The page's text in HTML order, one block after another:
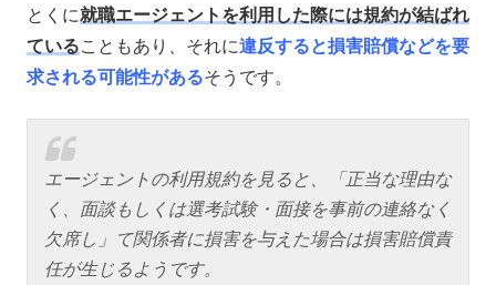
とくに就職エージェントを利用した際には規約が結ばれ
ていることもあり、それに違反すると損害賠償などを要
求される可能性があるそうです。
エージェントの利用規約を見ると、「正当な理由な
く、面談もしくは選考試験・面接を事前の連絡なく
欠席し」て関係者に損害を与えた場合は損害賠償責
任が生じるようです。